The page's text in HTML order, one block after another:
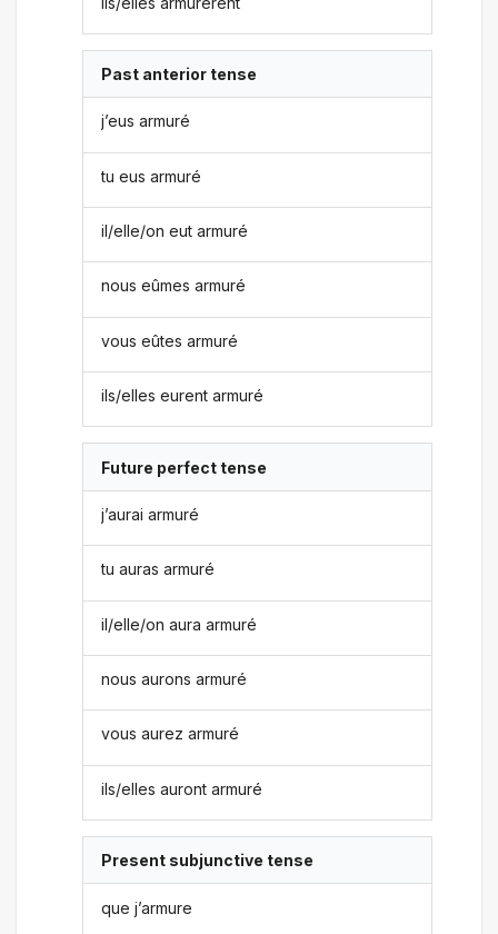
Past anterior tense
j’eus armuré
tu eus armuré
il/elle/on eut armuré
nous eûmes armuré
vous eûtes armuré
ils/elles eurent armuré
Future perfect tense
j’aurai armuré
tu auras armuré
il/elle/on aura armuré
nous aurons armuré
vous aurez armuré
ils/elles auront armuré
Present subjunctive tense
que j’armure